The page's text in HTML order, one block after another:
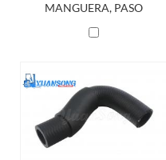
MANGUERA, PASO